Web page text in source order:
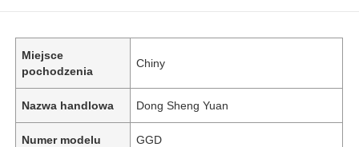
Miejsce
pochodzenia
Chiny
Nazwa handlowa Dong Sheng Yuan
Numer modelu GGD